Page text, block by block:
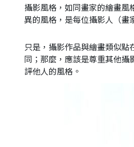
攝影風格，如同畫家的繪畫風
異的風格，是每位攝影人（畫
只是，攝影作品與繪畫類似
同；那麼，應該是尊重其他攝
評他人的風格。